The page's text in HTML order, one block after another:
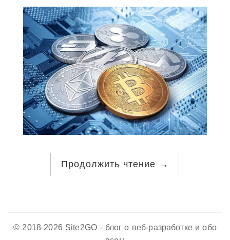
Продолжить чтение →
© 2018-2026 Site2GO - блог о веб-разработке и обо